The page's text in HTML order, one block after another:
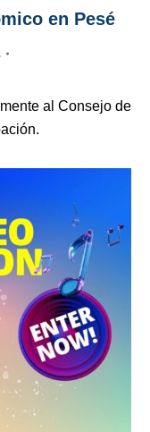
en Pesé
al Consejo de